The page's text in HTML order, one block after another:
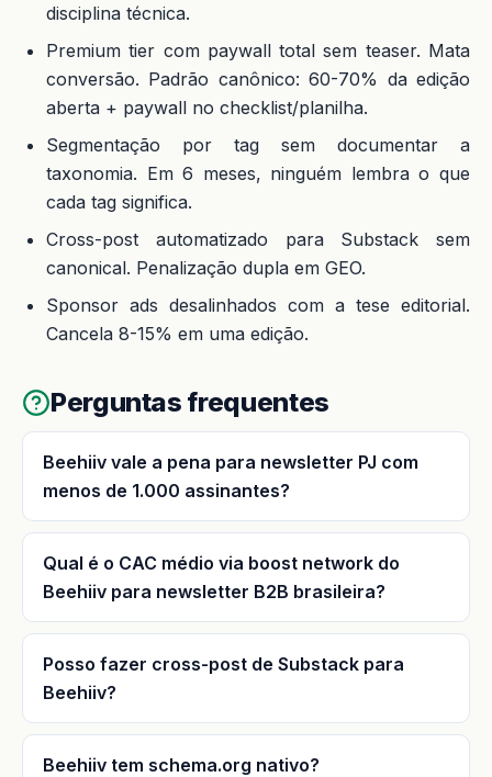
disciplina técnica.
Premium tier com paywall total sem teaser. Mata
conversão. Padrão canônico: 60-70% da edição
aberta + paywall no checklist/planilha.
Segmentação por tag sem documentar a
taxonomia. Em 6 meses, ninguém lembra o que
cada tag significa.
Cross-post automatizado para Substack sem
canonical. Penalização dupla em GEO.
Sponsor ads desalinhados com a tese editorial.
Cancela 8-15% em uma edição.
Perguntas frequentes
Beehiiv vale a pena para newsletter PJ com
menos de 1.000 assinantes?
Qual é o CAC médio via boost network do
Beehiiv para newsletter B2B brasileira?
Posso fazer cross-post de Substack para
Beehiiv?
Beehiiv tem schema.org nativo?